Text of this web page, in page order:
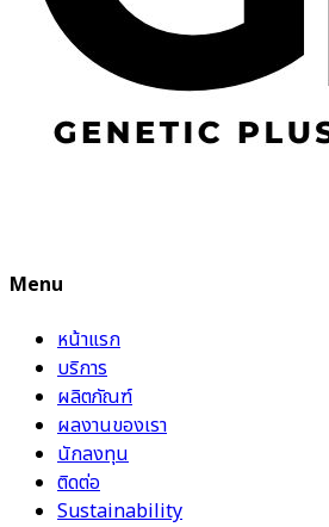
Menu
หน้าแรก
บริการ
ผลิตภัณฑ์
ผลงานของเรา
นักลงทุน
ติดต่อ
Sustainability